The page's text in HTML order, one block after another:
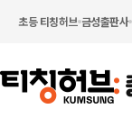
초등 티칭허브 금성출판사